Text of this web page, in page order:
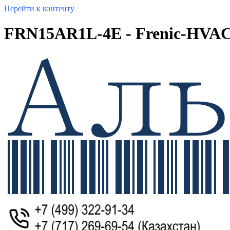
Перейти к контенту
FRN15AR1L-4E - Frenic-